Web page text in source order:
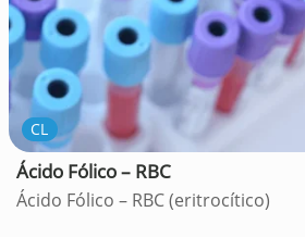
CL
Ácido Fólico – RBC
Ácido Fólico – RBC (eritrocítico)